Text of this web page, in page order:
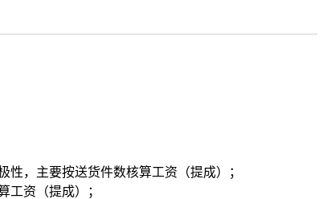
，主要按送货件数核算工资（提成）；
工资（提成）；